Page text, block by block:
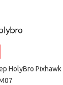
HolyBro Pixhawk